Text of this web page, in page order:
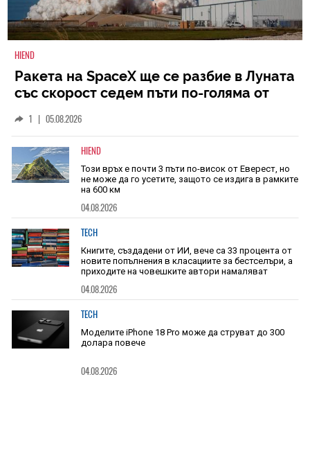
HIEND
Ракета на SpaceX ще се разбие в Луната
със скорост седем пъти по-голяма от
1 | 05.08.2026
HIEND
Този връх е почти 3 пъти по-висок от Еверест, но
не може да го усетите, защото се издига в рамките
на 600 км
04.08.2026
TECH
Книгите, създадени от ИИ, вече са 33 процента от
новите попълнения в класациите за бестселъри, а
приходите на човешките автори намаляват
04.08.2026
TECH
Моделите iPhone 18 Pro може да струват до 300
долара повече
04.08.2026